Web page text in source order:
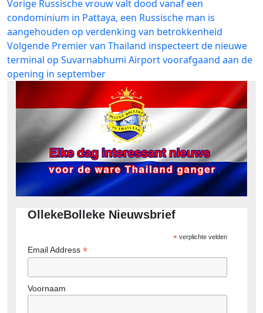
Bericht
navigatie
Vorige Vorig
bericht:
Russische vrouw valt dood vanaf een
condominium in Pattaya, een Russische man is
aangehouden op verdenking van betrokkenheid
Volgende Volgend
bericht:
Premier van Thailand inspecteert de nieuwe
terminal op Suvarnabhumi Airport voorafgaand aan de
opening in september
OllekeBolleke Nieuwsbrief
*verplichte velden
Email Address *
Voornaam